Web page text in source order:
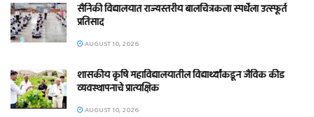
सैनिकी विद्यालयात राज्यस्तरीय बालचित्रकला स्पर्धेला उत्स्फूर्त
प्रतिसाद
AUGUST 10, 2026
शासकीय कृषि महाविद्यालयातील विद्यार्थ्यांकडून जैविक कीड
व्यवस्थापनाचे प्रात्यक्षिक
AUGUST 10, 2026